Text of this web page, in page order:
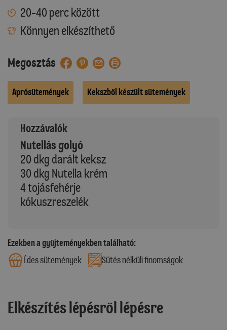
20-40 perc között
Könnyen elkészíthető
Megosztás
Aprósütemények Kekszből készült sütemények
Hozzávalók
Nutellás golyó
20 dkg darált keksz
30 dkg Nutella krém
4 tojásfehérje
kókuszreszelék
Ezekben a gyűjteményekben található:
Édes sütemények
Sütés nélküli finomságok
Elkészítés lépésről lépésre